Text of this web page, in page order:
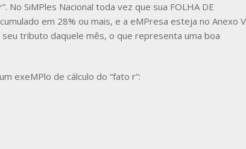
No SiMPles Nacional toda vez que sua FOLHA DE
em 28% ou mais, e a eMPresa esteja no Anexo
tributo daquele mês, o que representa uma boa
exeMPlo de cálculo do “fato r”: